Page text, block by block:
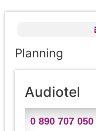
Planning
Audiotel
0 890 707 050